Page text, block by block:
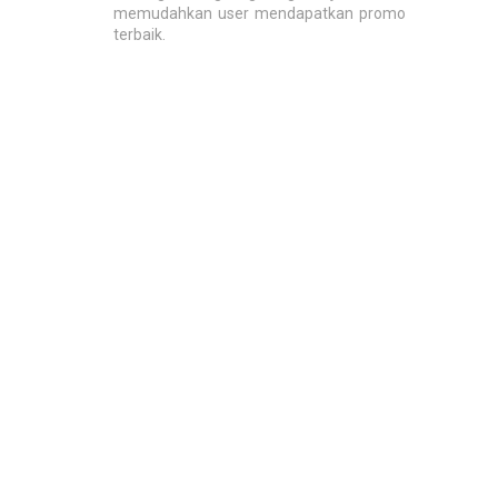
memudahkan user mendapatkan promo
terbaik.